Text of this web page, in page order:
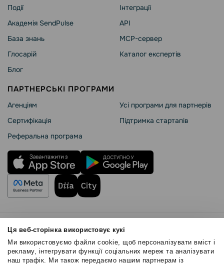
Ця веб-сторінка використовує кукі
Ми використовуємо файли cookie, щоб персоналізувати вміст і
рекламу, інтегрувати функції соціальних мереж та аналізувати
наш трафік. Ми також передаємо нашим партнерам із
Події
Академія SendPulse
База знань
Глосарій
Блог
Інтеграції
API
MCP-сервер
Каталог експертів
ПАРТНЕРСЬКІ ПРОГРАМИ
Агенціям
Сертифікація
Реферальна програма
Усі програми для партнерів
Підтримка стартапів
Правила користування
Політика Cookies
Безпека SendPulse